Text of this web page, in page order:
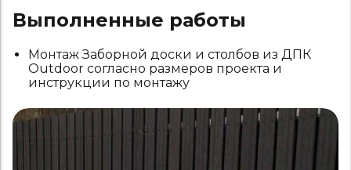
Выполненные работы
Монтаж Заборной доски и столбов из ДПК
Outdoor согласно размеров проекта и
инструкции по монтажу